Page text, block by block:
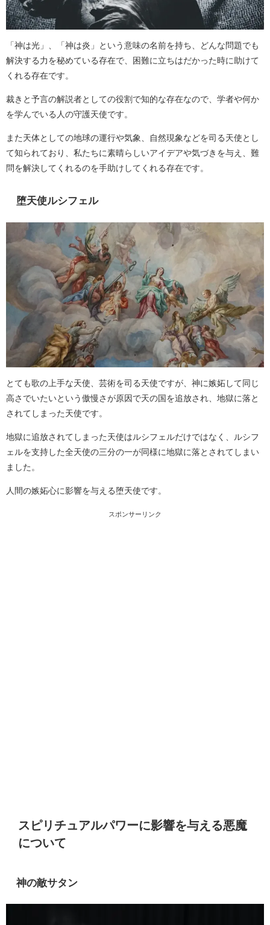
「神は光」、「神は炎」という意味の名前を持ち、どんな問題でも
解決する力を秘めている存在で、困難に立ちはだかった時に助けて
くれる存在です。
裁きと予言の解説者としての役割で知的な存在なので、学者や何か
を学んでいる人の守護天使です。
また天体としての地球の運行や気象、自然現象などを司る天使とし
て知られており、私たちに素晴らしいアイデアや気づきを与え、難
問を解決してくれるのを手助けしてくれる存在です。
堕天使ルシフェル
とても歌の上手な天使、芸術を司る天使ですが、神に嫉妬して同じ
高さでいたいという傲慢さが原因で天の国を追放され、地獄に落と
されてしまった天使です。
地獄に追放されてしまった天使はルシフェルだけではなく、ルシフ
ェルを支持した全天使の三分の一が同様に地獄に落とされてしまい
ました。
人間の嫉妬心に影響を与える堕天使です。
スポンサーリンク
スピリチュアルパワーに影響を与える悪魔
について
神の敵サタン